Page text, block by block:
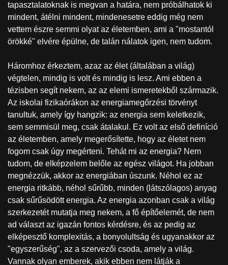
tapasztalatoknak is megvan a határa, nem próbálhatok ki
mindent, átélni mindent, mindenesetre eddig még nem
vettem észre semmi olyat az életemben, ami a "mostantól
örökké" elvére épülne, de talán nálatok igen, nem tudom.
Háromhoz érkeztem, azaz az élet (általában a világ)
végtelen, mindig is volt és mindig is lesz. Ami ebben a
tézisben segít nekem, az az elemi ismeretekből származik.
Az iskolai fizikaórákon az energiamegőrzési törvényt
tanultuk, amely így hangzik: az energia sem keletkezik,
sem semmisül meg, csak átalakul. Ez volt az első definíció
az életemben, amely megerősítette, hogy az életet nem
fogom csak úgy megérteni. Tehát mi az energia? Nem
tudom, de elképzelem belőle az egész világot. Ha jobban
megnézzük, akkor az energiában úszunk. Néhol ez az
energia ritkább, néhol sűrűbb, minden (látszólagos) anyag
csak sűrűsödött energia. Az energia azonban csak a világ
szerkezetét mutatja meg nekem, a fő építőelemét, de nem
ad választ az igazán fontos kérdésre, és az pedig az
elképesztő komplexitás, a bonyolultság és ugyanakkor az
"egyszerűség", az a szervezői csoda, amely a világ.
Vannak olyan emberek, akik ebben nem látják a